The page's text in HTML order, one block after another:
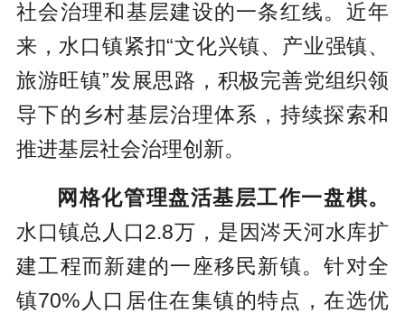
社会治理和基层建设的一条红线。近年
来，水口镇紧扣“文化兴镇、产业强镇、
旅游旺镇”发展思路，积极完善党组织领
导下的乡村基层治理体系，持续探索和
推进基层社会治理创新。
网格化管理盘活基层工作一盘棋。
水口镇总人口2.8万，是因涔天河水库扩
建工程而新建的一座移民新镇。针对全
镇70%人口居住在集镇的特点，在选优